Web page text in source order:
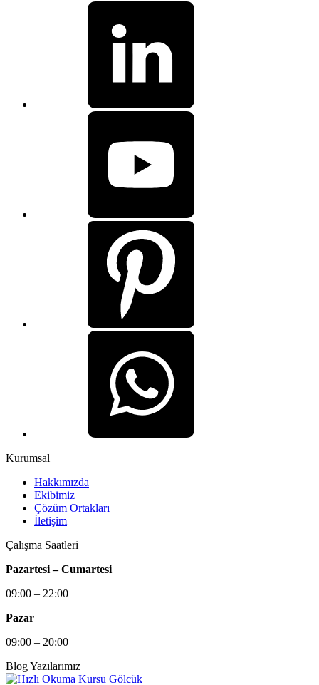
Kurumsal
Hakkımızda
Ekibimiz
Çözüm Ortakları
İletişim
Çalışma Saatleri
Pazartesi – Cumartesi
09:00 – 22:00
Pazar
09:00 – 20:00
Blog Yazılarımız